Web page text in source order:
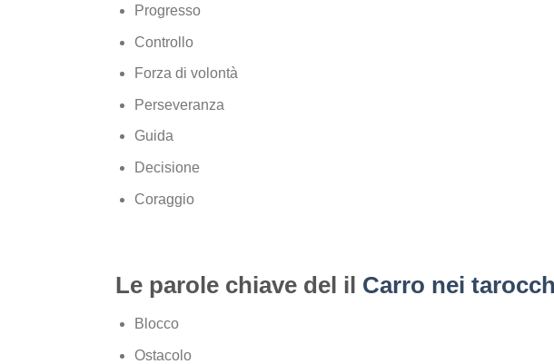
Progresso
Controllo
Forza di volontà
Perseveranza
Guida
Decisione
Coraggio
Le parole chiave del il Carro nei
Blocco
Ostacolo